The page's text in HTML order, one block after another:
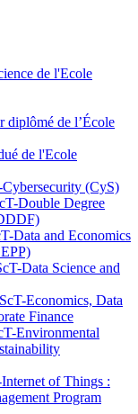
de l'Ecole
diplômé de l’École
de l'Ecole
(CyS)
Double Degree
Data and Economics
Data Science and
Economics, Data
Finance
Environmental
of Things :
Program